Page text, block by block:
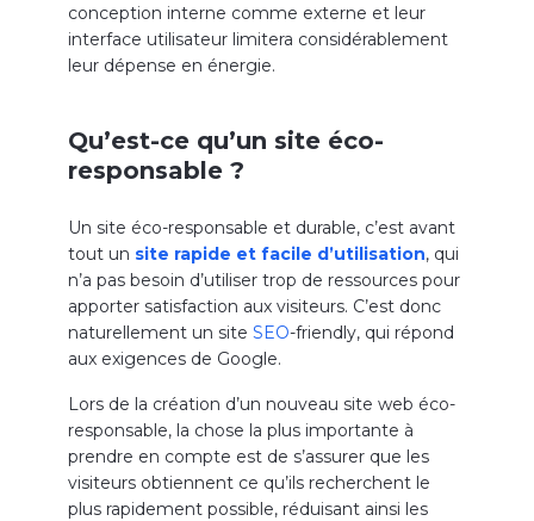
conception interne comme externe et leur
interface utilisateur limitera considérablement
leur dépense en énergie.
Qu’est-ce qu’un site éco-
responsable ?
Un site éco-responsable et durable, c’est avant
tout un site rapide et facile d’utilisation, qui
n’a pas besoin d’utiliser trop de ressources pour
apporter satisfaction aux visiteurs. C’est donc
naturellement un site SEO-friendly, qui répond
aux exigences de Google.
Lors de la création d’un nouveau site web éco-
responsable, la chose la plus importante à
prendre en compte est de s’assurer que les
visiteurs obtiennent ce qu’ils recherchent le
plus rapidement possible, réduisant ainsi les